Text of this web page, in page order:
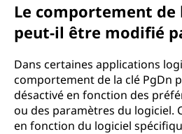
Le comportement de
peut-il être modifié
Dans certaines applications
comportement de la clé PgDn
désactivé en fonction des
ou des paramètres du logiciel.
en fonction du logiciel